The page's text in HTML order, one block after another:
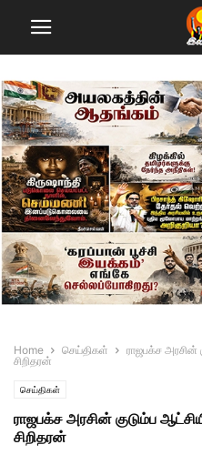
Home செய்திகள்
ராஜபக்ச அரசின்
சிறிதரன்
செய்திகள்
ராஜபக்ச அரசின் குடும்ப
சிறிதரன்